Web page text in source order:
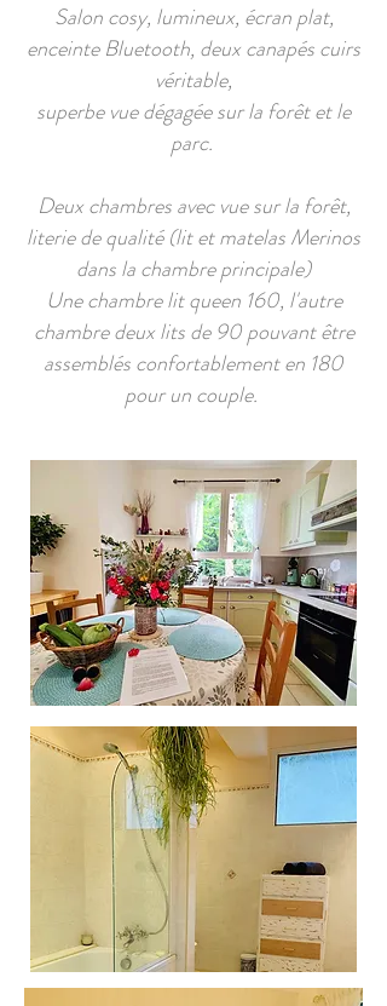
Salon cosy, lumineux, écran plat,
enceinte Bluetooth, deux canapés cuirs
véritable,
superbe vue dégagée sur la forêt et le
parc.
Deux chambres avec vue sur la forêt,
literie de qualité (lit et matelas Merinos
dans la chambre principale)
Une chambre lit queen 160, l'autre
chambre deux lits de 90 pouvant être
assemblés confortablement en 180
pour un couple.